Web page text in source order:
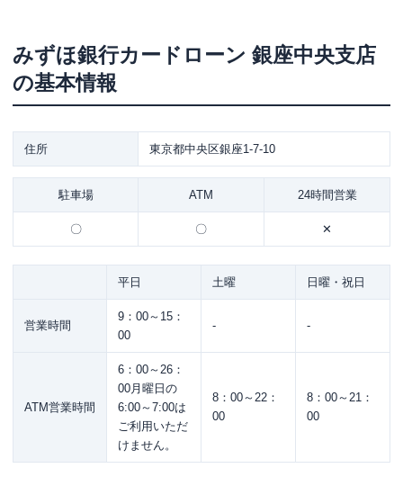
みずほ銀行カードローン 銀座中央支店
の基本情報
住所 東京都中央区銀座1-7-10
駐車場 ATM 24時間営業
〇 〇 ✕
平日 土曜 日曜・祝日
営業時間
9：00～15：
00
- -
ATM営業時間
6：00～26：
00月曜日の
6:00～7:00は
ご利用いただ
けません。
8：00～22：
00
8：00～21：
00